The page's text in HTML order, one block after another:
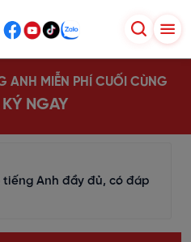
ANH MIỄN PHÍ CUỐI CÙNG
NGAY
Anh đầy đủ, có đáp